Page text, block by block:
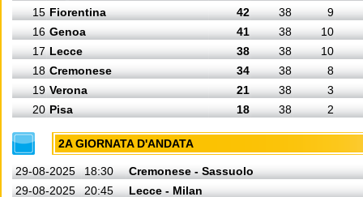
15 Fiorentina 42 38
9
16 Genoa 41 38
10
17 Lecce 38 38
10
18 Cremonese 34 38
8
19 Verona 21 38
3
20 Pisa 18 38 2
2A GIORNATA D'ANDATA
29-08-2025 18:30
Cremonese - Sassuolo
29-08-2025
20:45
Lecce - Milan